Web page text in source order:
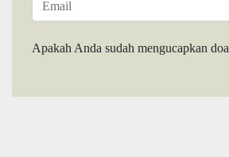
Apakah Anda sudah mengucapkan